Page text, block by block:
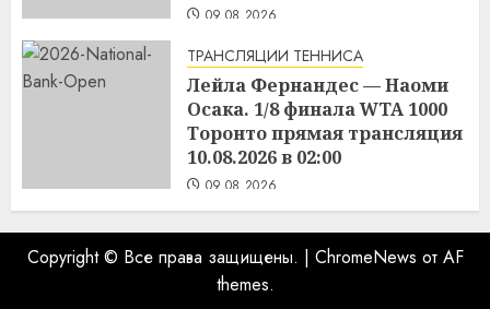
09.08.2026
ТРАНСЛЯЦИИ ТЕННИСА
Лейла Фернандес — Наоми
Осака. 1/8 финала WTA 1000
Торонто прямая трансляция
10.08.2026 в 02:00
09.08.2026
Copyright © Все права защищены. | ChromeNews от AF
themes.